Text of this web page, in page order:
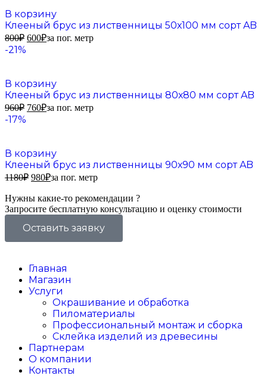
В корзину
Клееный брус из лиственницы 50х100 мм сорт AB
800₽ 600₽за пог. метр
-21%
В корзину
Клееный брус из лиственницы 80х80 мм сорт AB
960₽ 760₽за пог. метр
-17%
В корзину
Клееный брус из лиственницы 90х90 мм сорт AB
1180₽ 980₽за пог. метр
Нужны какие-то рекомендации ?
Запросите бесплатную консультацию и оценку стоимости
Оставить заявку
Главная
Магазин
Услуги
Окрашивание и обработка
Пиломатериалы
Профессиональный монтаж и сборка
Склейка изделий из древесины
Партнерам
О компании
Контакты